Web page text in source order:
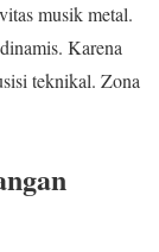
musik metal.
Karena
teknikal. Zona